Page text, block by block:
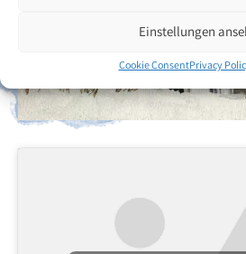
Einstellungen
Cookie ConsentPrivacy